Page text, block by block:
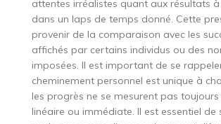
attentes irréalistes quant aux résultats
dans un laps de temps donné. Cette
provenir de la comparaison avec les
affichés par certains individus ou des
imposées. Il est important de se
cheminement personnel est unique à
les progrès ne se mesurent pas
linéaire ou immédiate. Il est essentiel de